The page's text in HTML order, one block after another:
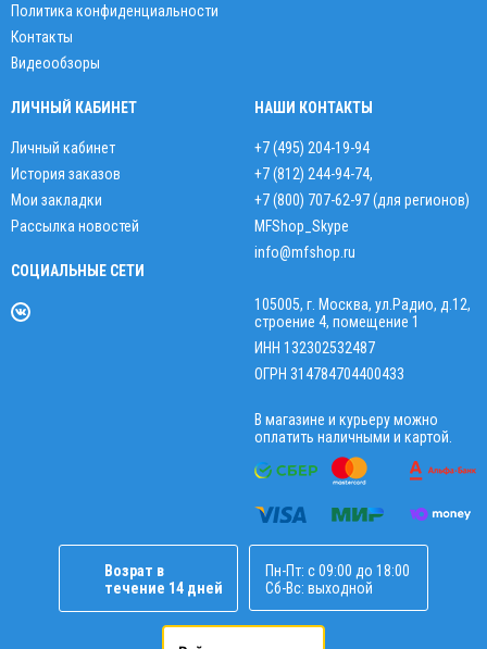
Политика конфиденциальности
Контакты
Видеообзоры
ЛИЧНЫЙ КАБИНЕТ
Личный кабинет
История заказов
Мои закладки
Рассылка новостей
СОЦИАЛЬНЫЕ СЕТИ
НАШИ КОНТАКТЫ
+7 (495) 204-19-94
+7 (812) 244-94-74,
+7 (800) 707-62-97 (для регионов)
MFShop_Skype
info@mfshop.ru
105005, г. Москва, ул.Радио, д.12,
строение 4, помещение 1
ИНН 132302532487
ОГРН 314784704400433
В магазине и курьеру можно
оплатить наличными и картой.
Возрат в
течение 14 дней
Пн-Пт: с 09:00 до 18:00
Сб-Вс: выходной